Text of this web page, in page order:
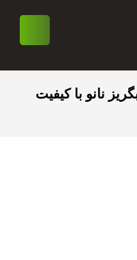
نانو با کیفیت